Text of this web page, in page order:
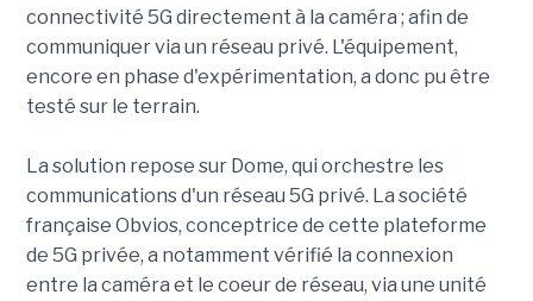
connectivité 5G directement à la caméra ; afin de
communiquer via un réseau privé. L'équipement,
encore en phase d'expérimentation, a donc pu être
testé sur le terrain.
La solution repose sur Dome, qui orchestre les
communications d'un réseau 5G privé. La société
française Obvios, conceptrice de cette plateforme
de 5G privée, a notamment vérifié la connexion
entre la caméra et le coeur de réseau, via une unité